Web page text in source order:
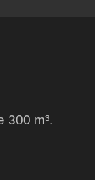
300 m³.